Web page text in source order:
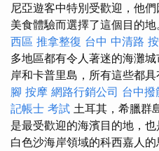
尼亞遊客中特別受歡迎，他
美食體驗而選擇了這個目的地
西區 推拿整復 台中 中清路
多地區都有令人著迷的海灘
岸和卡普里島，所有這些都具
腳 按摩 網路行銷公司 台中撥
記帳士 考試 土耳其，希臘群
是最受歡迎的海濱目的地，
白色沙海岸領域的科西嘉人